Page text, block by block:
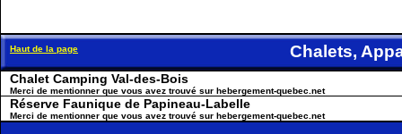
Haut de la page Chalets,
Chalet Camping Val-des-Bois
Merci de mentionner que vous avez trouvé sur hebergement-quebec.net
Réserve Faunique de Papineau-Labelle
Merci de mentionner que vous avez trouvé sur hebergement-quebec.net